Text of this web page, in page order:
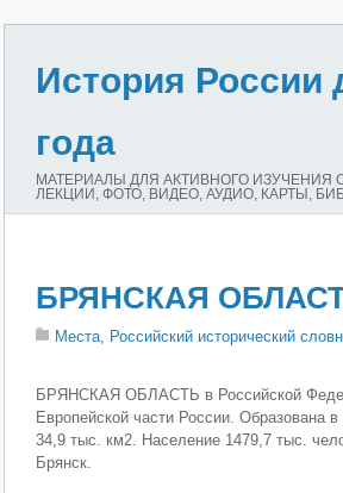
История России
года
МАТЕРИАЛЫ ДЛЯ АКТИВНОГО ИЗУЧЕНИЯ
ЛЕКЦИИ, ФОТО, ВИДЕО, АУДИО, КАРТЫ,
БРЯНСКАЯ
Места, Российский исторический
БРЯНСКАЯ ОБЛАСТЬ в Российской
Европейской части России. Образована
34,9 тыс. км2. Население 1479,7 тыс.
Брянск.